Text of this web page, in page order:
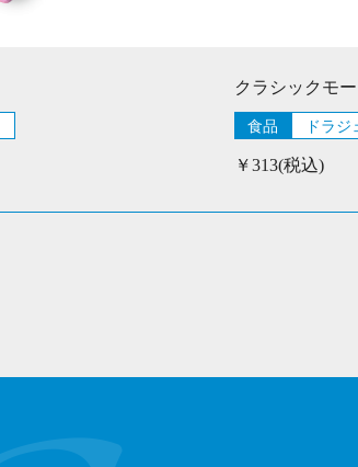
クラシックモ
食品 ドラジ
￥313(税込)